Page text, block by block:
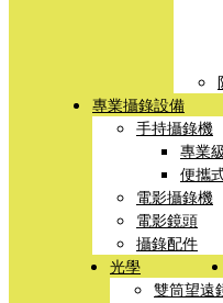
專業攝錄設備
手持攝錄機
專業
便攜
電影攝錄機
電影鏡頭
攝錄配件
光學
雙筒望遠